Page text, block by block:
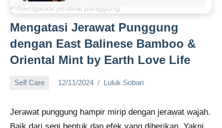
Personal
Blog
belajar
bertumbuh
Mengatasi Jerawat Punggung
dengan East Balinese Bamboo &
Oriental Mint by Earth Love Life
Self Care 12/11/2024 Luluk Sobari
Jerawat punggung hampir mirip dengan jerawat wajah.
Baik dari segi bentuk dan efek yang diberikan. Yakni